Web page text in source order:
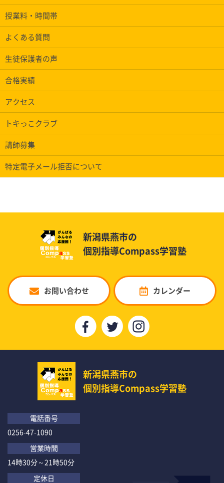
授業料・時間帯
よくある質問
生徒保護者の声
合格実績
アクセス
トキっこクラブ
講師募集
特定電子メール拒否について
新潟県燕市の
個別指導Compass学習塾
お問い合わせ カレンダー
新潟県燕市の
個別指導Compass学習塾
電話番号
0256-47-1090
営業時間
14時30分～21時50分
定休日